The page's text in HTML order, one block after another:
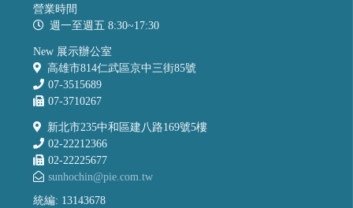
營業時間
週一至週五 8:30~17:30
New 展示辦公室
高雄市814仁武區京中三街85號
07-3515689
07-3710267
新北市235中和區建八路169號5樓
02-22212366
02-22225677
sunhochin@pie.com.tw
統編: 13143678